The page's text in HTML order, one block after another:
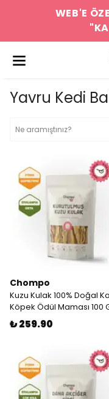
WEB'E
Yavru Kedi
Chompo
Kuzu Kulak 100% Doğal
Köpek Ödül Maması 100
₺ 259.90